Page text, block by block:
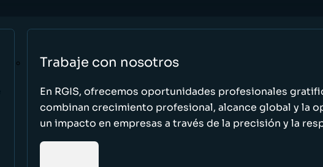
Trabaje con nosotros
En RGIS, ofrecemos oportunidades profesionales
combinan crecimiento profesional, alcance global y la
un impacto en empresas a través de la precisión y la